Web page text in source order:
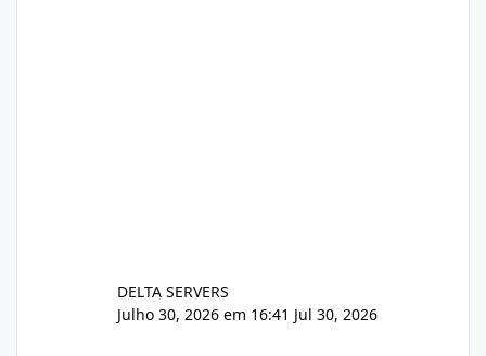
DELTA SERVERS
Julho 30, 2026 em 16:41 Jul 30, 2026